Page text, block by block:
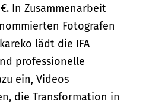
In Zusammenarbeit
Fotografen
lädt die IFA
professionelle
ein, Videos
die Transformation in